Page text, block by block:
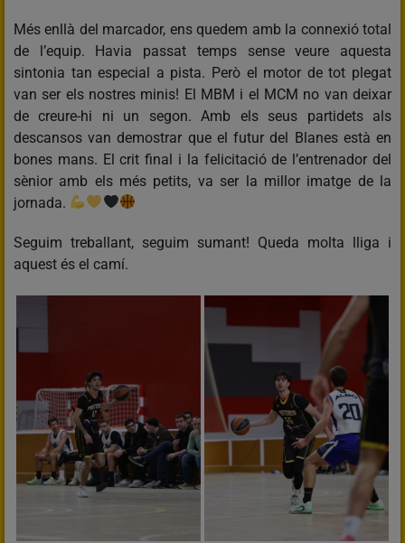
Més enllà del marcador, ens quedem amb la connexió total
de l’equip. Havia passat temps sense veure aquesta
sintonia tan especial a pista. Però el motor de tot plegat
van ser els nostres minis! El MBM i el MCM no van deixar
de creure-hi ni un segon. Amb els seus partidets als
descansos van demostrar que el futur del Blanes està en
bones mans. El crit final i la felicitació de l’entrenador del
sènior amb els més petits, va ser la millor imatge de la
jornada.
Seguim treballant, seguim sumant! Queda molta lliga i
aquest és el camí.